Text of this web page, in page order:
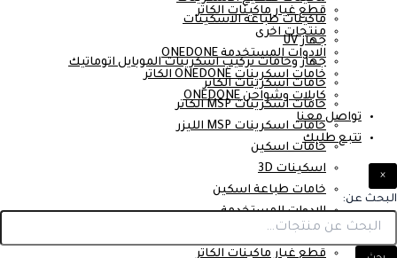
ماكينات طباعة الاسكينات
جهاز UV
جهاز وخامات تركيب اسكرينات الموبايل اتوماتيك
خامات اسكرينات الكاتر
خامات اسكرينات MSP الكاتر
خامات اسكرينات MSP الليزر
خامات اسكين
اسكينات 3D
خامات طباعة اسكين
الادوات المستخدمة
استاندات عرض
قطع غيار ماكينات الكاتر
قطع غيار ماكينات الكاتر
منتجات اخرى
الادوات المستخدمة ONEDONE
خامات اسكرينات ONEDONE الكاتر
كابلات وشواحن ONEDONE
تواصل معنا
تتبع طلبك
×
البحث عن: